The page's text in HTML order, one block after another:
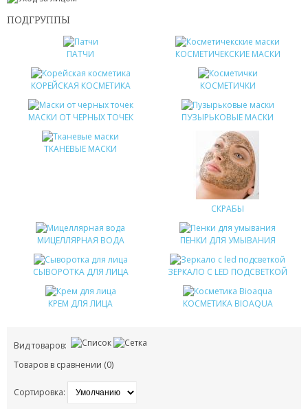
УХОД ЗА ЛИЦОМ
ПАТЧИ
КОСМЕТИЧЕКСКИЕ МАСКИ
КОРЕЙСКАЯ КОСМЕТИКА
КОСМЕТИЧКИ
ТКАНЕВЫЕ МАСКИ
СКРАБЫ
МИЦЕЛЛЯРНАЯ ВОДА
СЫВОРОТКА ДЛЯ ЛИЦА
ПОДГРУППЫ
ПАТЧИ КОСМЕТИЧЕКСКИЕ МАСКИ
КОРЕЙСКАЯ КОСМЕТИКА КОСМЕТИЧКИ
МАСКИ ОТ ЧЕРНЫХ ТОЧЕК ПУЗЫРЬКОВЫЕ МАСКИ
ТКАНЕВЫЕ МАСКИ
СКРАБЫ
МИЦЕЛЛЯРНАЯ ВОДА ПЕНКИ ДЛЯ УМЫВАНИЯ
СЫВОРОТКА ДЛЯ ЛИЦА ЗЕРКАЛО С LED ПОДСВЕТКОЙ
КРЕМ ДЛЯ ЛИЦА КОСМЕТИКА BIOAQUA
Вид товаров:
Товаров в сравнении (0)
Сортировка: